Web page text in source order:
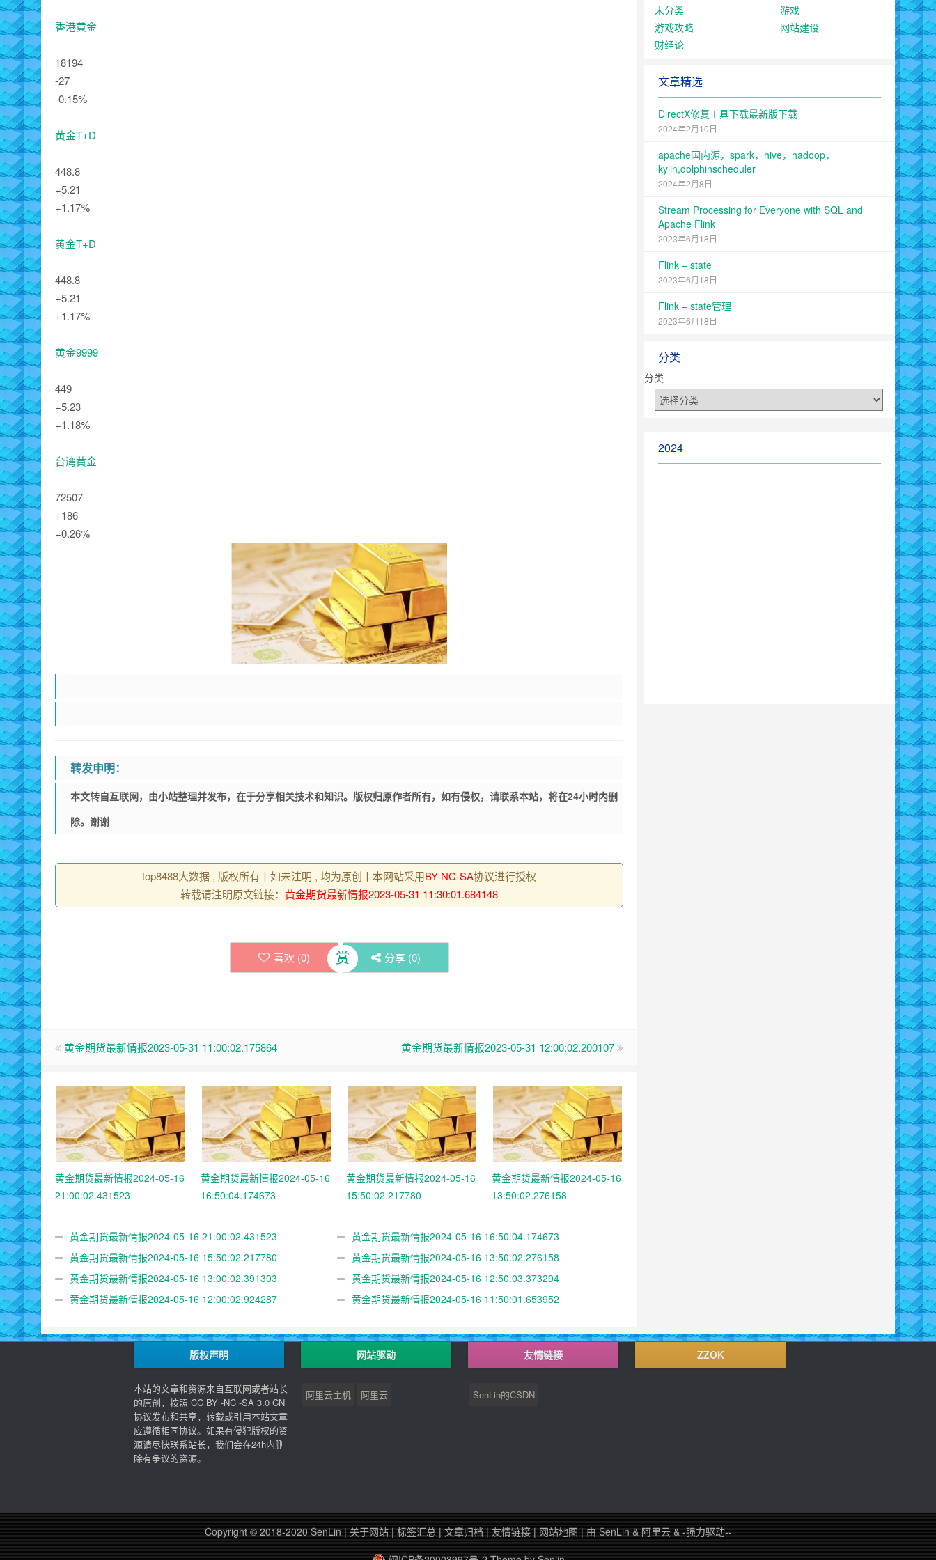
香港黄金
18194
-27
-0.15%
黄金T+D
448.8
+5.21
+1.17%
黄金T+D
448.8
+5.21
+1.17%
黄金9999
449
+5.23
+1.18%
台湾黄金
72507
+186
+0.26%
转发申明：
本文转自互联网，由小站整理并发布，在于分享相关技术和知识。版权归原作者所有，如有侵权，请联系本站，将在24小时内删
除。谢谢
top8488大数据 , 版权所有丨如未注明 , 均为原创丨本网站采用BY-NC-SA协议进行授权
转载请注明原文链接： 黄金期货最新情报2023-05-31 11:30:01.684148
喜欢 (0) 赏 分享 (0)
黄金期货最新情报2023-05-31 11:00:02.175864 黄金期货最新情报2023-05-31 12:00:02.200107
黄金期货最新情报2024-05-16
21:00:02.431523
黄金期货最新情报2024-05-16
16:50:04.174673
黄金期货最新情报2024-05-16
15:50:02.217780
黄金期货最新情报2024-05-16
13:50:02.276158
黄金期货最新情报2024-05-16 21:00:02.431523
黄金期货最新情报2024-05-16 16:50:04.174673
黄金期货最新情报2024-05-16 15:50:02.217780
黄金期货最新情报2024-05-16 13:50:02.276158
黄金期货最新情报2024-05-16 13:00:02.391303
黄金期货最新情报2024-05-16 12:50:03.373294
黄金期货最新情报2024-05-16 12:00:02.924287
黄金期货最新情报2024-05-16 11:50:01.653952
未分类
游戏
游戏攻略
网站建设
财经论
文章精选
DirectX修复工具下载最新版下载
2024年2月10日
apache国内源，spark，hive，hadoop，
kylin,dolphinscheduler
2024年2月8日
Stream Processing for Everyone with SQL and
Apache Flink
2023年6月18日
Flink – state
2023年6月18日
Flink – state管理
2023年6月18日
分类
分类
2024
版权声明
本站的文章和资源来自互联网或者站长
的原创，按照 CC BY -NC -SA 3.0 CN
协议发布和共享，转载或引用本站文章
应遵循相同协议。如果有侵犯版权的资
源请尽快联系站长，我们会在24h内删
除有争议的资源。
网站驱动
阿里云主机 阿里云
友情链接
SenLin的CSDN
ZZOK
Copyright © 2018-2020 SenLin | 关于网站| 标签汇总 | 文章归档 | 友情链接| 网站地图 | 由 SenLin & 阿里云& -强力驱动--